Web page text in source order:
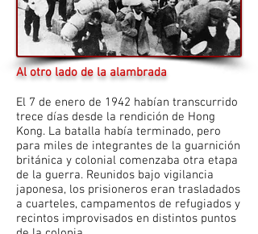
Al otro lado de la alambrada
El 7 de enero de 1942 habían transcurrido
trece días desde la rendición de Hong
Kong. La batalla había terminado, pero
para miles de integrantes de la guarnición
británica y colonial comenzaba otra etapa
de la guerra. Reunidos bajo vigilancia
japonesa, los prisioneros eran trasladados
a cuarteles, campamentos de refugiados y
recintos improvisados en distintos puntos